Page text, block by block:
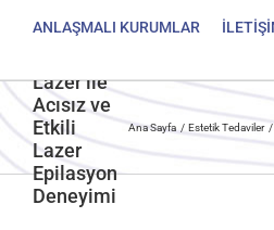
ANLAŞMALI KURUMLAR
Lazer ile
Acısız ve
Etkili
Lazer
Epilasyon
Deneyimi
Ana Sayfa Estetik Tedaviler